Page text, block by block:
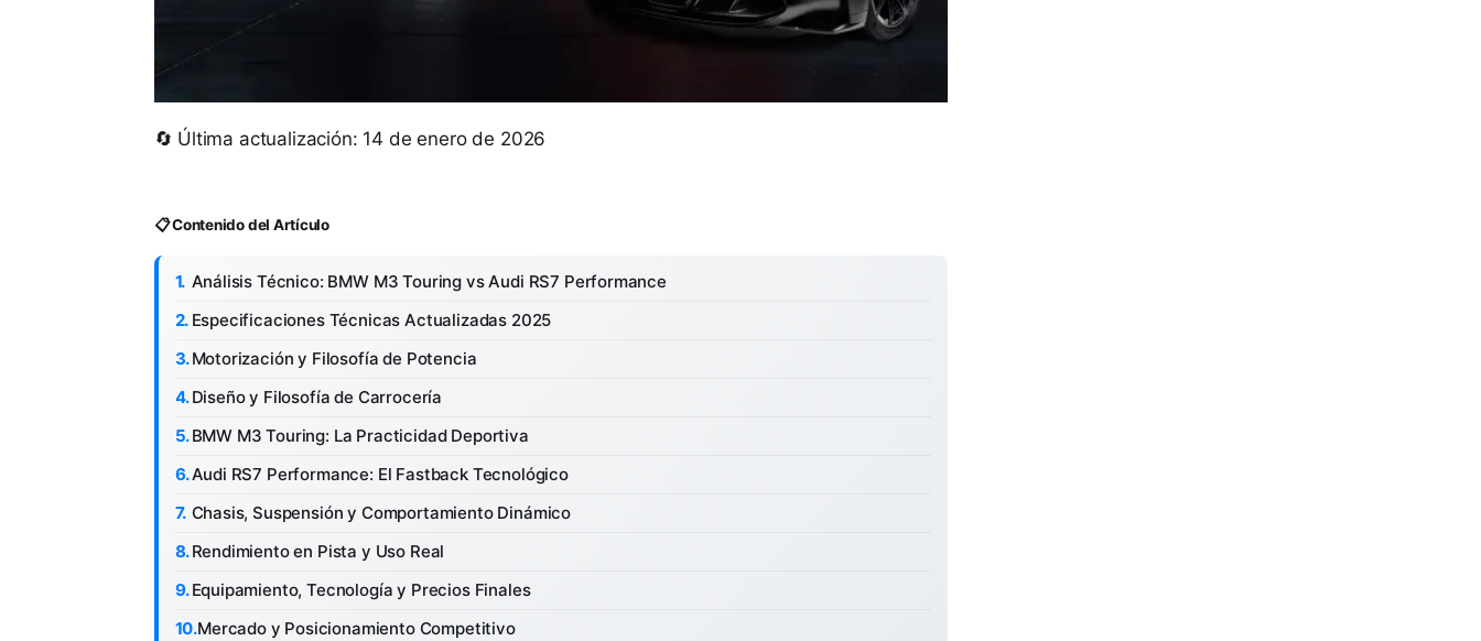
🔄 Última actualización: 14 de enero de 2026
📋 Contenido del Artículo
Análisis Técnico: BMW M3 Touring vs Audi RS7 Performance
Especificaciones Técnicas Actualizadas 2025
Motorización y Filosofía de Potencia
Diseño y Filosofía de Carrocería
BMW M3 Touring: La Practicidad Deportiva
Audi RS7 Performance: El Fastback Tecnológico
Chasis, Suspensión y Comportamiento Dinámico
Rendimiento en Pista y Uso Real
Equipamiento, Tecnología y Precios Finales
Mercado y Posicionamiento Competitivo